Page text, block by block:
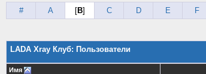
# A [B] C D E F
LADA Xray Клуб: Пользователи
Имя